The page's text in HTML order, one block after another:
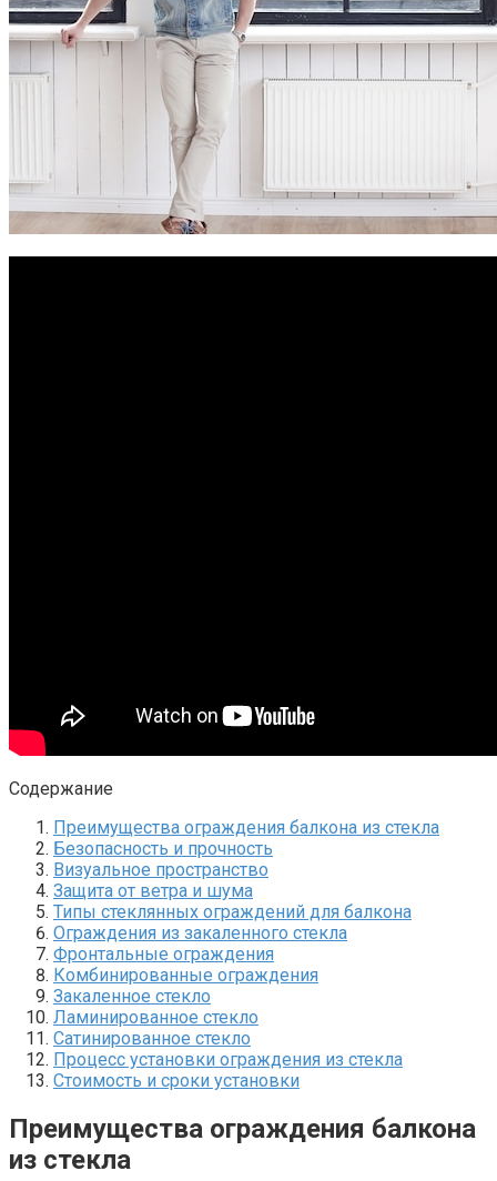
Содержание
Преимущества ограждения балкона из стекла
Безопасность и прочность
Визуальное пространство
Защита от ветра и шума
Типы стеклянных ограждений для балкона
Ограждения из закаленного стекла
Фронтальные ограждения
Комбинированные ограждения
Закаленное стекло
Ламинированное стекло
Сатинированное стекло
Процесс установки ограждения из стекла
Стоимость и сроки установки
Преимущества ограждения балкона
из стекла